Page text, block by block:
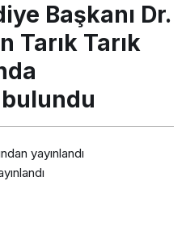
bulundu
Başkanı Dr.
Tarık Tarık
yayınlandı